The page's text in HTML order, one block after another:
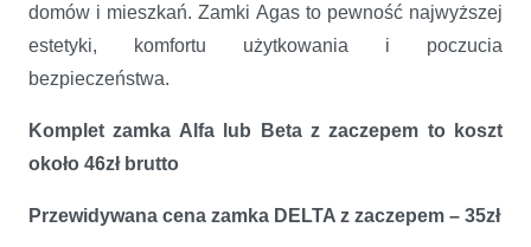
domów i mieszkań. Zamki Agas to pewność najwyższej
estetyki, komfortu użytkowania i poczucia
bezpieczeństwa.
Komplet zamka Alfa lub Beta z zaczepem to koszt
około 46zł brutto
Przewidywana cena zamka DELTA z zaczepem – 35zł